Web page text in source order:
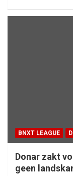
BNXT LEAGUE
Donar zakt
geen